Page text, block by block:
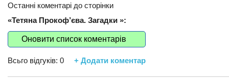
Останні коментарі до сторінки
«Тетяна Прокоф’єва. Загадки »:
Оновити список коментарів
Всьго відгуків: 0 + Додати коментар